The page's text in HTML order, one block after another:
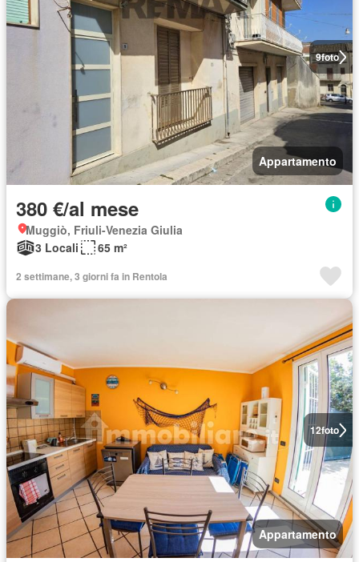
9foto
Appartamento
380 €/al mese
Muggiò, Friuli-Venezia Giulia
3 Locali
65 m²
2 settimane, 3 giorni fa in Rentola
12foto
Appartamento